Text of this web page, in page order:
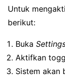
Untuk
berikut:
Buka
Aktifkan
Sistem akan